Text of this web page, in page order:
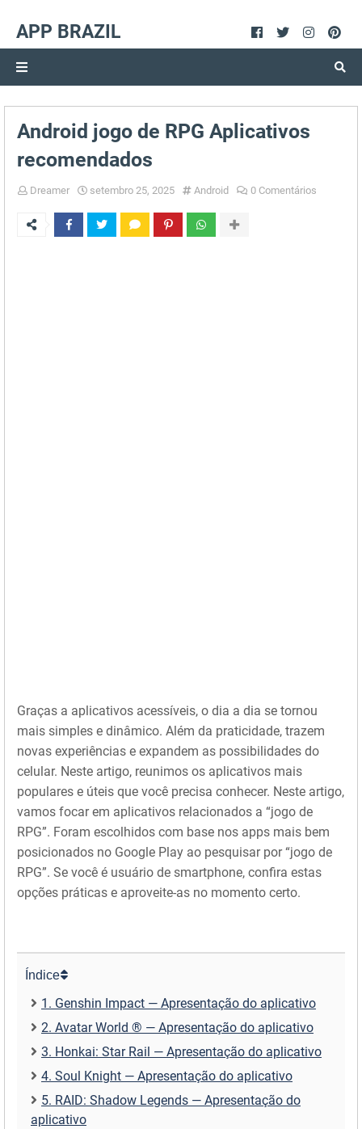
APP BRAZIL
Android jogo de RPG Aplicativos
recomendados
Dreamer setembro 25, 2025 Android 0 Comentários
Graças a aplicativos acessíveis, o dia a dia se tornou
mais simples e dinâmico. Além da praticidade, trazem
novas experiências e expandem as possibilidades do
celular. Neste artigo, reunimos os aplicativos mais
populares e úteis que você precisa conhecer. Neste artigo,
vamos focar em aplicativos relacionados a “jogo de
RPG”. Foram escolhidos com base nos apps mais bem
posicionados no Google Play ao pesquisar por “jogo de
RPG”. Se você é usuário de smartphone, confira estas
opções práticas e aproveite-as no momento certo.
Índice
1. Genshin Impact — Apresentação do aplicativo
2. Avatar World ® — Apresentação do aplicativo
3. Honkai: Star Rail — Apresentação do aplicativo
4. Soul Knight — Apresentação do aplicativo
5. RAID: Shadow Legends — Apresentação do
aplicativo